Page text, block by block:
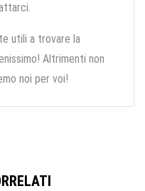
utili a trovare la
Altrimenti non
noi per voi!